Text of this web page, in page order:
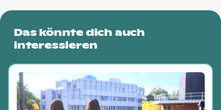
Das könnte dich auch
interessieren